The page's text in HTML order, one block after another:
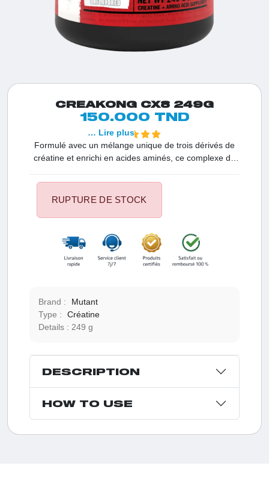
CREAKONG CX8 249G
150.000 TND
Formulé avec un mélange unique de trois dérivés de
créatine et enrichi en acides aminés, ce complexe de
malate de créatine et du chélate de créatine
magnésium. La supplémentation en créatine convient
améliore les performances physiques lors d'exercices
intenses et de courte durée lorsqu'il est pris en doses
successives. Les effets positifs deviennent perceptibles
avec une dose quotidienne de créatine aussi faible que
endogène de créatine ne couvre que la moitié des
… Lire plus
RUPTURE DE STOCK
Brand :
Mutant
Type :
Créatine
Details :
249 g
DESCRIPTION
HOW TO USE